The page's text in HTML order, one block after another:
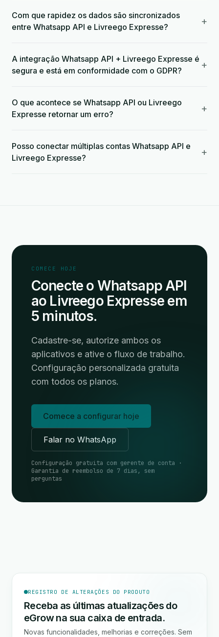
Com que rapidez os dados são sincronizados
entre Whatsapp API e Livreego Expresse?
+
A integração Whatsapp API + Livreego Expresse é
segura e está em conformidade com o GDPR?
+
O que acontece se Whatsapp API ou Livreego
Expresse retornar um erro?
+
Posso conectar múltiplas contas Whatsapp API e
Livreego Expresse?
+
COMECE HOJE
Conecte o Whatsapp API
ao Livreego Expresse em
5 minutos.
Cadastre-se, autorize ambos os
aplicativos e ative o fluxo de trabalho.
Configuração personalizada gratuita
com todos os planos.
Comece a configurar hoje
Falar no WhatsApp
Configuração gratuita com gerente de conta ·
Garantia de reembolso de 7 dias, sem
perguntas
REGISTRO DE ALTERAÇÕES DO PRODUTO
Receba as últimas atualizações do
eGrow na sua caixa de entrada.
Novas funcionalidades, melhorias e correções. Sem